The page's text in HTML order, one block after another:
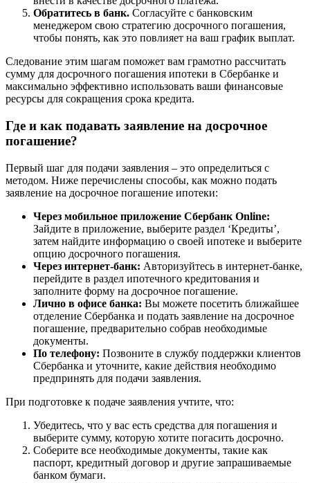
Обратитесь в банк. Согласуйте с банковским
менеджером свою стратегию досрочного погашения,
чтобы понять, как это повлияет на ваш график выплат.
Следование этим шагам поможет вам грамотно рассчитать
сумму для досрочного погашения ипотеки в Сбербанке и
максимально эффективно использовать ваши финансовые
ресурсы для сокращения срока кредита.
Где и как подавать заявление на досрочное
погашение?
Первый шаг для подачи заявления – это определиться с
методом. Ниже перечислены способы, как можно подать
заявление на досрочное погашение ипотеки:
Через мобильное приложение Сбербанк Online:
Зайдите в приложение, выберите раздел ‘Кредиты’,
затем найдите информацию о своей ипотеке и выберите
опцию досрочного погашения.
Через интернет-банк: Авторизуйтесь в интернет-банке,
перейдите в раздел ипотечного кредитования и
заполните форму на досрочное погашение.
Лично в офисе банка: Вы можете посетить ближайшее
отделение Сбербанка и подать заявление на досрочное
погашение, предварительно собрав необходимые
документы.
По телефону: Позвоните в службу поддержки клиентов
Сбербанка и уточните, какие действия необходимо
предпринять для подачи заявления.
При подготовке к подаче заявления учтите, что:
Убедитесь, что у вас есть средства для погашения и
выберите сумму, которую хотите погасить досрочно.
Соберите все необходимые документы, такие как
паспорт, кредитный договор и другие запрашиваемые
банком бумаги.